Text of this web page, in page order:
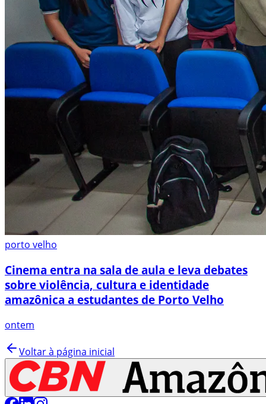
porto velho
Cinema entra na sala de aula e leva debates
sobre violência, cultura e identidade
amazônica a estudantes de Porto Velho
ontem
Voltar à página inicial